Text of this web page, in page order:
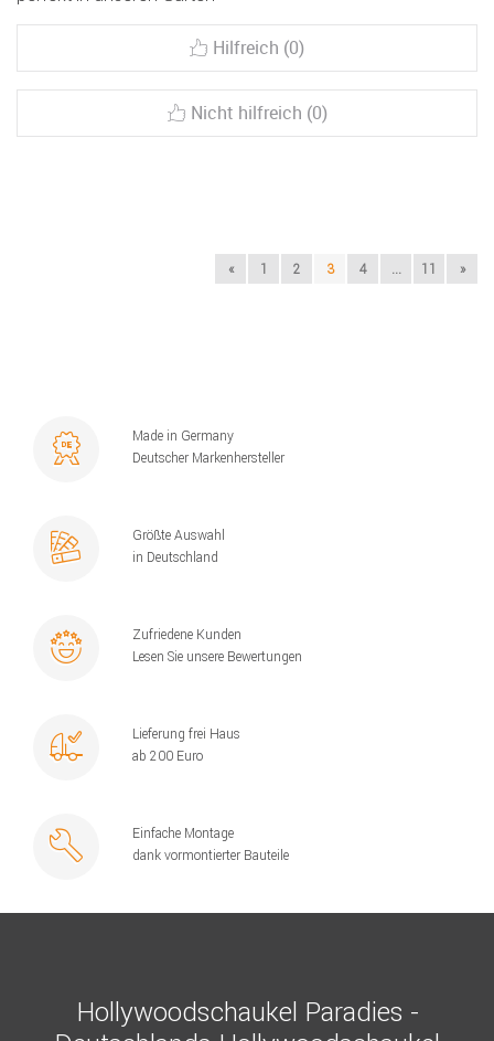
Hilfreich (0)
Nicht hilfreich (0)
« 1 2 3 4 ... 11 »
Made in Germany
Deutscher Markenhersteller
Größte Auswahl
in Deutschland
Zufriedene Kunden
Lesen Sie unsere Bewertungen
Lieferung frei Haus
ab 200 Euro
Einfache Montage
dank vormontierter Bauteile
Hollywoodschaukel Paradies -